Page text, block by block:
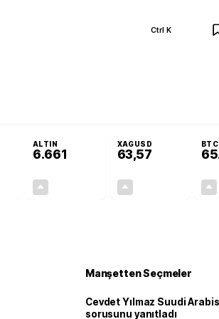
Ctrl K
ALTIN
6.661
XAGUSD
63,57
BTC
Manşetten Seçmeler
Cevdet Yılmaz Suudi
sorusunu yanıtladı